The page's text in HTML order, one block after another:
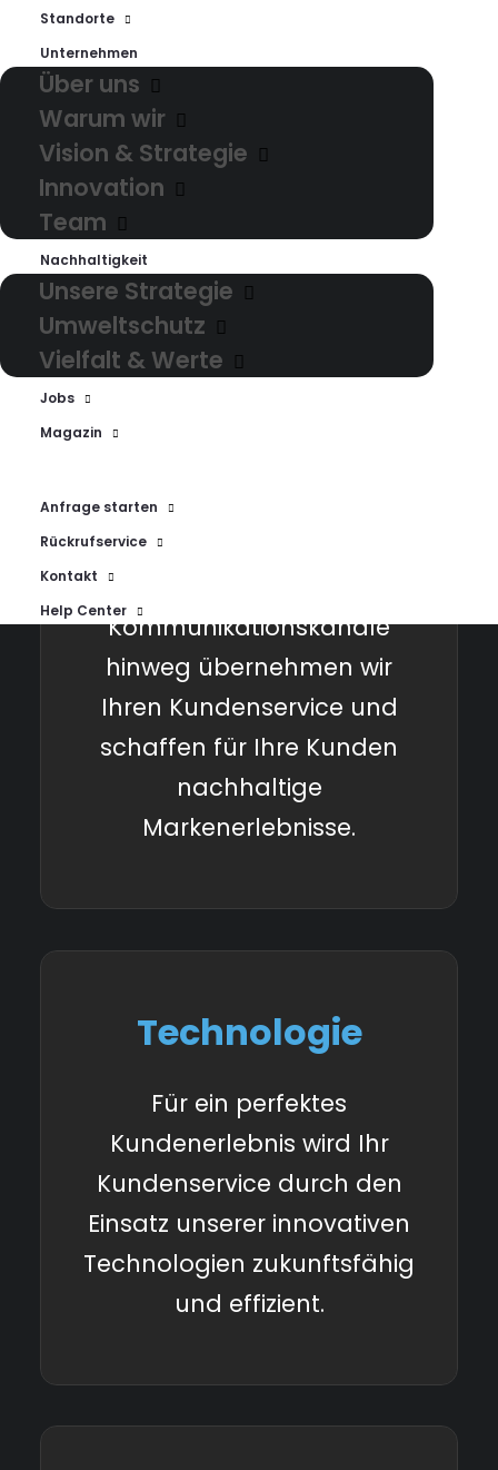
Standorte
Unternehmen
Über uns
Warum wir
Vision & Strategie
Innovation
Team
Nachhaltigkeit
Unsere Strategie
Umweltschutz
Vielfalt & Werte
Jobs
Magazin
Anfrage starten
Rückrufservice
Kontakt
Help Center
Kundenservice
Kommunikationskanäle
hinweg übernehmen wir
Ihren Kundenservice und
schaffen für Ihre Kunden
nachhaltige
Markenerlebnisse.
Vermarktung
Mit maßgeschneiderten
und effektiven Lösungen in
Vertrieb und Marketing
akquirieren wir gezielt die
richtigen Menschen für Ihr
Produkt.
Technologie
Für ein perfektes
Kundenerlebnis wird Ihr
Kundenservice durch den
Einsatz unserer innovativen
Technologien zukunftsfähig
und effizient.